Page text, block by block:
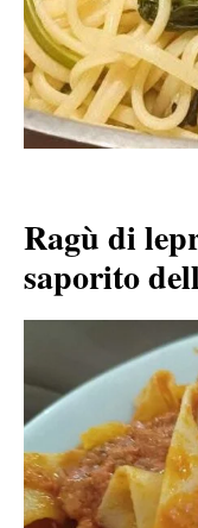
Ragù di
saporito